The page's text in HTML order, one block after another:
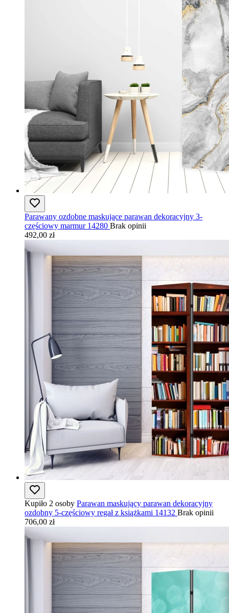
Parawany ozdobne maskujące parawan dekoracyjny 3-
częściowy marmur 14280 Brak opinii
492,00 zł
Kupiło 2 osoby Parawan maskujący parawan dekoracyjny
ozdobny 5-częściowy regał z książkami 14132 Brak opinii
706,00 zł